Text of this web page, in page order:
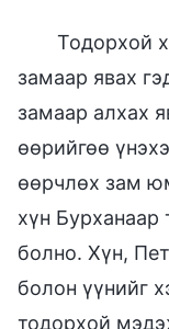
Тодорхой
замаар явах
замаар алхах
өөрийгөө
өөрчлөх зам
хүн Бурханаар
болно. Хүн,
болон үүнийг
тодорхой